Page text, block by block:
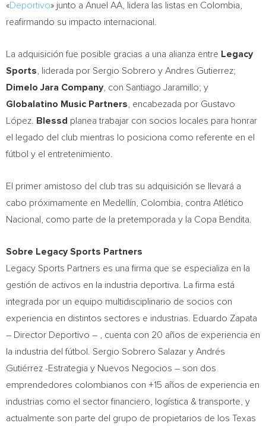
«Deportivo» junto a Anuel AA, lidera las listas en Colombia
reafirmando su impacto internacional.
La adquisición fue posible gracias a una alianza entre Legacy
Sports , liderada por Sergio Sobrero y Andres Gutierrez;
Dimelo Jara Company , con Santiago Jaramillo; y
Globalatino Music Partners , encabezada por Gustavo
López.
Blessd planea trabajar con socios locales para honrar
el legado del club mientras lo posiciona como referente en el
fútbol y el entretenimiento.
El primer amistoso del club tras su adquisición se llevará a
cabo próximamente en Medellín, Colombia , contra Atlético
Nacional, como parte de la pretemporada y la Copa Bendita.
Sobre Legacy Sports Partners
Legacy Sports Partners es una firma que se especializa en la
gestión de activos en la industria deportiva. La firma está
integrada por un equipo multidisciplinario de socios con
experiencia en distintos sectores e industrias.
Eduardo Zapata
– Director Deportivo – , cuenta con 20 años de experiencia en
la industria del fútbol. Sergio Sobrero Salazar y Andrés
Gutiérrez -Estrategia y Nuevos Negocios – son dos
emprendedores colombianos con +15 años de experiencia en
industrias como el sector financiero, logística & transporte, y
actualmente son parte del grupo de propietarios de los Texas